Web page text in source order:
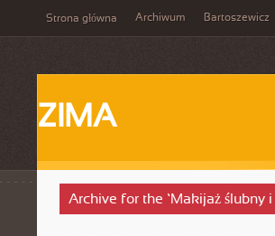
Strona główna Archiwum Bartoszewicz
ZIMA
Archive for the ‘Makijaż ślubny